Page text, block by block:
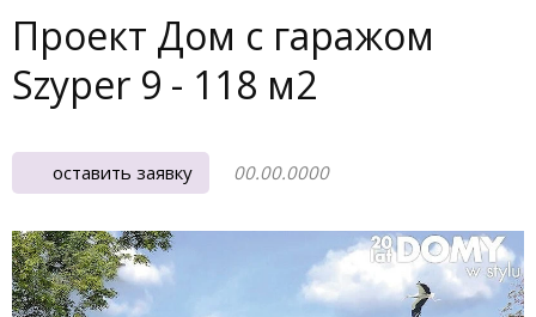
Проект Дом с гаражом
Szyper 9 - 118 м2
оставить заявку 00.00.0000